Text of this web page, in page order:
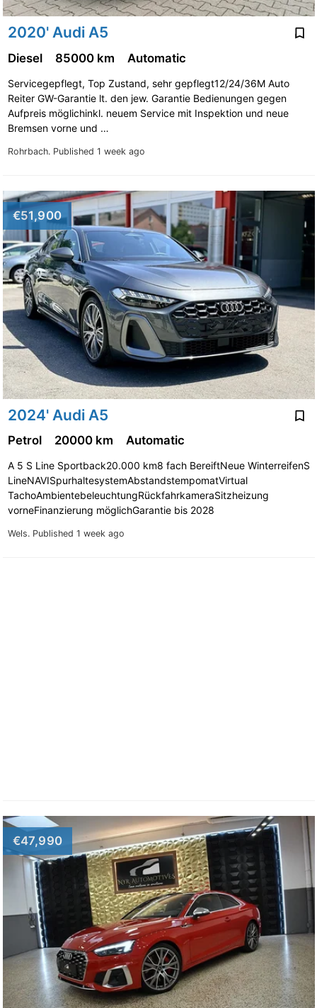
2020' Audi A5
Rohrbach. Published 1 week ago
Diesel 85000 km Automatic
Servicegepflegt, Top Zustand, sehr gepflegt12/24/36M Auto
Reiter GW-Garantie lt. den jew. Garantie Bedienungen gegen
Aufpreis möglichinkl. neuem Service mit Inspektion und neue
Bremsen vorne und …
€51,900
2024' Audi A5
Wels. Published 1 week ago
Petrol 20000 km Automatic
A 5 S Line Sportback20.000 km8 fach BereiftNeue WinterreifenS
LineNAVISpurhaltesystemAbstandstempomatVirtual
TachoAmbientebeleuchtungRückfahrkameraSitzheizung
vorneFinanzierung möglichGarantie bis 2028
€47,990